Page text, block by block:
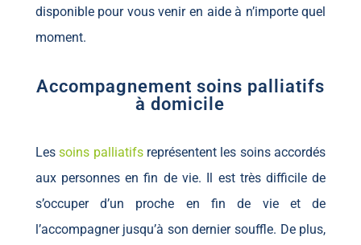
disponible pour vous venir en aide à n’importe quel
moment.
Accompagnement soins palliatifs
à domicile
Lessoins palliatifsreprésentent les soins accordés
aux personnes en fin de vie. Il est très difficile de
s’occuper d’un proche en fin de vie et de
l’accompagner jusqu’à son dernier souffle. De plus,